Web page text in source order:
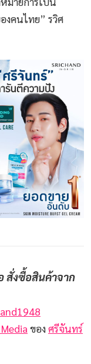
งคนไทย” รวิศ
สั่งซื้อสินค้าจาก
ของศรีจันทร์